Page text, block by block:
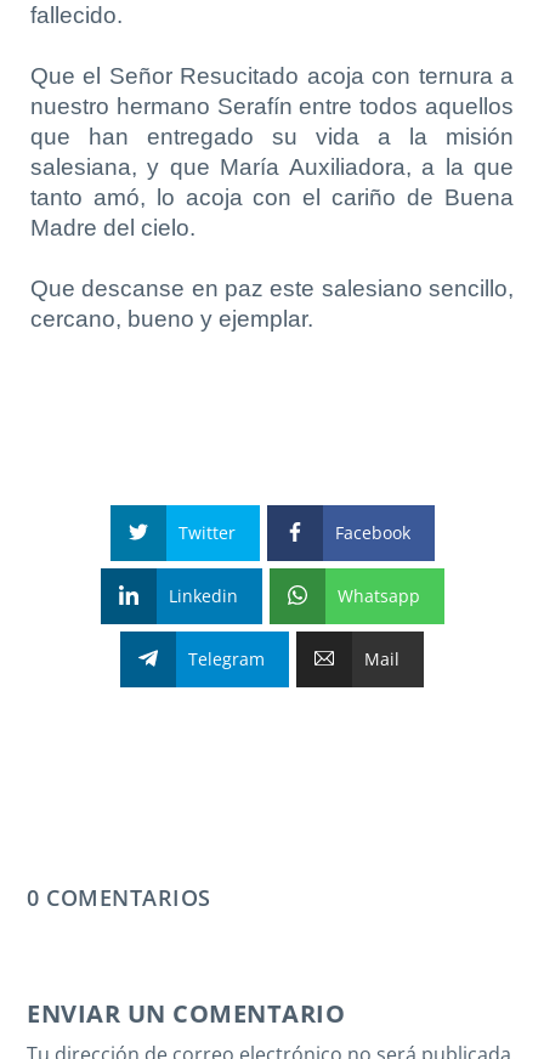
fallecido.
Que el Señor Resucitado acoja con ternura a
nuestro hermano Serafín entre todos aquellos
que han entregado su vida a la misión
salesiana, y que María Auxiliadora, a la que
tanto amó, lo acoja con el cariño de Buena
Madre del cielo.
Que descanse en paz este salesiano sencillo,
cercano, bueno y ejemplar.
Twitter Facebook
Linkedin Whatsapp
Telegram Mail
0 COMENTARIOS
ENVIAR UN COMENTARIO
Tu dirección de correo electrónico no será publicada.